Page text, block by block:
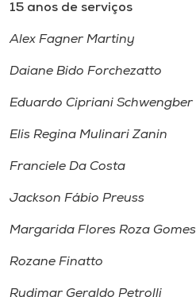
15 anos de serviços
Alex Fagner Martiny
Daiane Bido Forchezatto
Eduardo Cipriani Schwengber
Elis Regina Mulinari Zanin
Franciele Da Costa
Jackson Fábio Preuss
Margarida Flores Roza Gomes
Rozane Finatto
Rudimar Geraldo Petrolli